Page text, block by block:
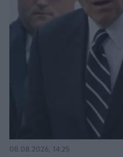
08.08.2026, 14:25